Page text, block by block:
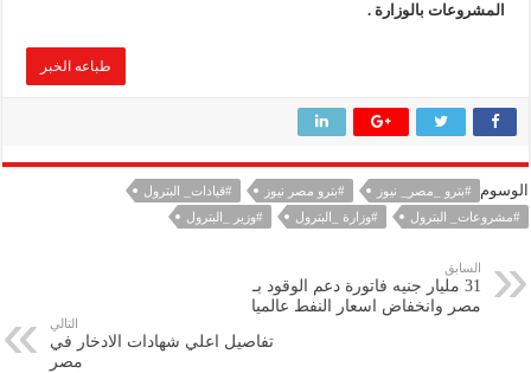
المشروعات بالوزارة .
طباعه الخبر
الوسوم #بترو _مصر_ نيوز #بترو مصر نيوز
#قيادات_ البترول
#مشروعات_ البترول
#وزارة _البترول #وزير _البترول
السابق
31 مليار جنيه فاتورة دعم الوقود بـ
مصر وانخفاض اسعار النفط عالميا
التالي
تفاصيل اعلي شهادات الادخار في
مصر